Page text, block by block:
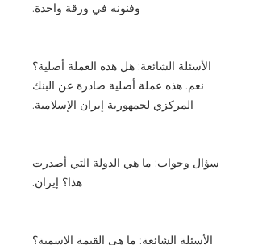
وفنونه في ورقة واحدة.
الأسئلة الشائعة: هل هذه العملة أصلية؟
نعم. هذه عملة أصلية صادرة عن البنك
المركزي لجمهورية إيران الإسلامية.
سؤال وجواب: ما هي الدولة التي أصدرت
هذا؟ إيران.
الأسئلة الشائعة: ما هي القيمة الاسمية؟